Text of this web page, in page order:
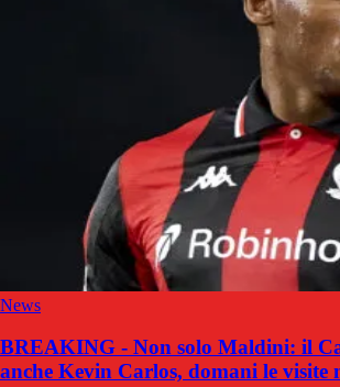
News
BREAKING - Non solo Maldini: il
anche Kevin Carlos, domani le visite